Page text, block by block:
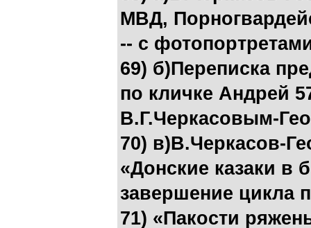
МВД,
-- с
69) б)Переписка
по кличке Андрей
В.Г.Черкасовым-
70) в)В.Черкасов-
«Донские казаки в
завершение цикла
71) «Пакости